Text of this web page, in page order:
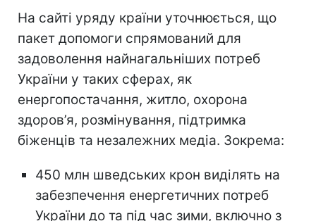
На сайті уряду країни уточнюється, що
пакет допомоги спрямований для
задоволення найнагальніших потреб
України у таких сферах, як
енергопостачання, житло, охорона
здоров’я, розмінування, підтримка
біженців та незалежних медіа. Зокрема:
450 млн шведських крон виділять на
забезпечення енергетичних потреб
України до та під час зими, включно з